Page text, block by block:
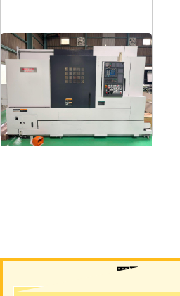
12″NC旋盤
森精機
NL3000/700
年 式2006
買取につ